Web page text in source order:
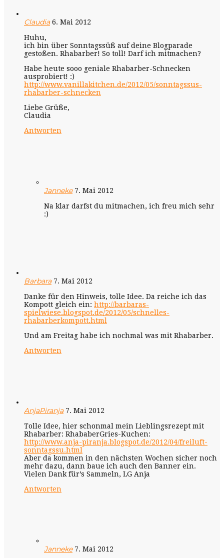
Claudia 6. Mai 2012
Huhu,
ich bin über Sonntagssüß auf deine Blogparade
gestoßen. Rhabarber! So toll! Darf ich mitmachen?
Habe heute sooo geniale Rhabarber-Schnecken
ausprobiert! :)
http://www.vanillakitchen.de/2012/05/sonntagssus-
rhabarber-schnecken
Liebe Grüße,
Claudia
Antworten
Janneke 7. Mai 2012
Na klar darfst du mitmachen, ich freu mich sehr
:)
Barbara 7. Mai 2012
Danke für den Hinweis, tolle Idee. Da reiche ich das
Kompott gleich ein: http://barbaras-
spielwiese.blogspot.de/2012/05/schnelles-
rhabarberkompott.html
Und am Freitag habe ich nochmal was mit Rhabarber.
Antworten
AnjaPiranja 7. Mai 2012
Tolle Idee, hier schonmal mein Lieblingsrezept mit
Rhabarber: RhababerGries-Kuchen:
http://www.anja-piranja.blogspot.de/2012/04/freiluft-
sonntagssu.html
Aber da kommen in den nächsten Wochen sicher noch
mehr dazu, dann baue ich auch den Banner ein.
Vielen Dank für’s Sammeln, LG Anja
Antworten
Janneke 7. Mai 2012